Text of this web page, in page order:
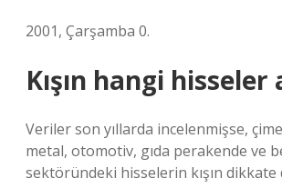
2001, Çarşamba 0.
Kışın hangi
Veriler son yıllarda incelenmişse,
metal, otomotiv, gıda perakende ve
sektöründeki hisselerin kışın dikkate